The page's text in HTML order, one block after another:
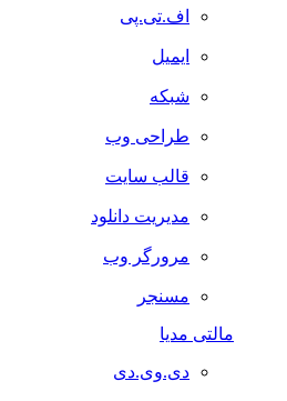
اف.تی.پی
ایمیل
شبکه
طراحی وب
قالب سایت
مدیریت دانلود
مرورگر وب
مسنجر
مالتی مدیا
دی.وی.دی